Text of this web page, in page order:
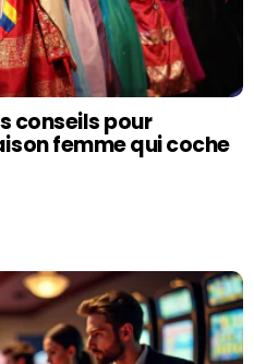
conseils pour
femme qui coche